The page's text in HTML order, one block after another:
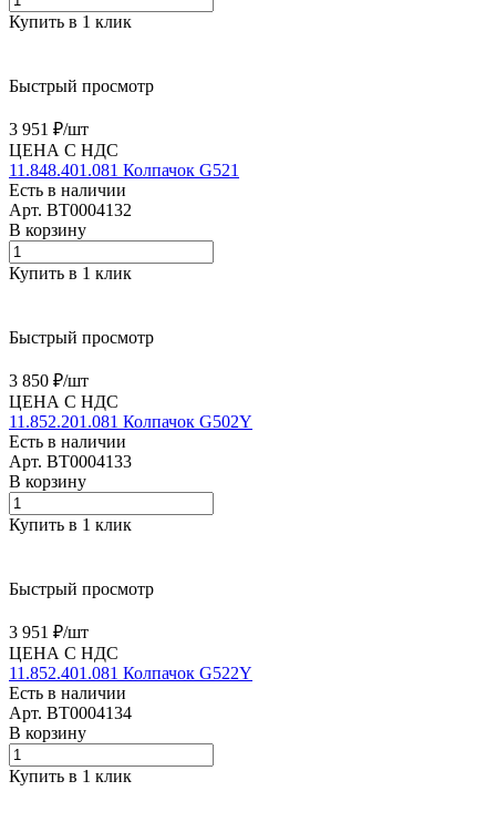
Купить в 1 клик
Быстрый просмотр
3 951 ₽/шт
ЦЕНА С НДС
11.848.401.081 Колпачок G521
Есть в наличии
Арт. BT0004132
В корзину
Купить в 1 клик
Быстрый просмотр
3 850 ₽/шт
ЦЕНА С НДС
11.852.201.081 Колпачок G502Y
Есть в наличии
Арт. BT0004133
В корзину
Купить в 1 клик
Быстрый просмотр
3 951 ₽/шт
ЦЕНА С НДС
11.852.401.081 Колпачок G522Y
Есть в наличии
Арт. BT0004134
В корзину
Купить в 1 клик